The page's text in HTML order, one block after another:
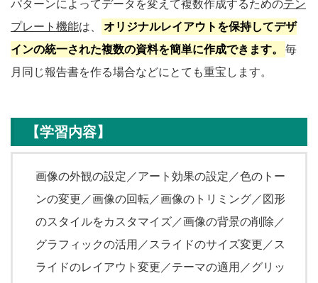
パターンによってデータを変えて複数作成するためのテン
プレート機能は、
オリジナルレイアウトを保持してデザ
インの統一された複数の資料を簡単に作成できます。
毎
月同じ報告書を作る場合などにとても重宝します。
【学習内容】
画像の外観の設定／アート効果の設定／色のトー
ンの変更／画像の回転／画像のトリミング／図形
のスタイルをカスタマイズ／画像の背景の削除／
グラフィックの活用／スライドのサイズ変更／ス
ライドのレイアウト変更／テーマの適用／グリッ